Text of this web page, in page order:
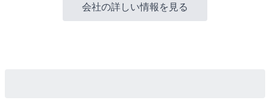
会社の詳しい情報を見る